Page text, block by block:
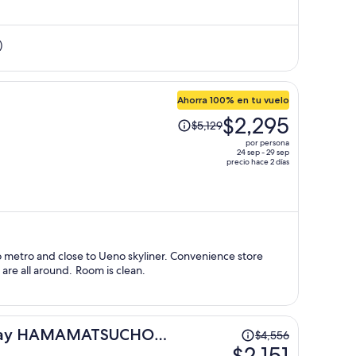
ahora
$2,149
por
persona
Ahorra 100% en tu vuelo
El
precio
ahora
de
$5,129$2,295
por persona
24 sep - 29 sep
precio hace 2 días
to Ueno skyliner. Convenience store
include 7-11, Lawson and Family mart are all around. Room is clean.
HAMAMATSUCHO
$4,556